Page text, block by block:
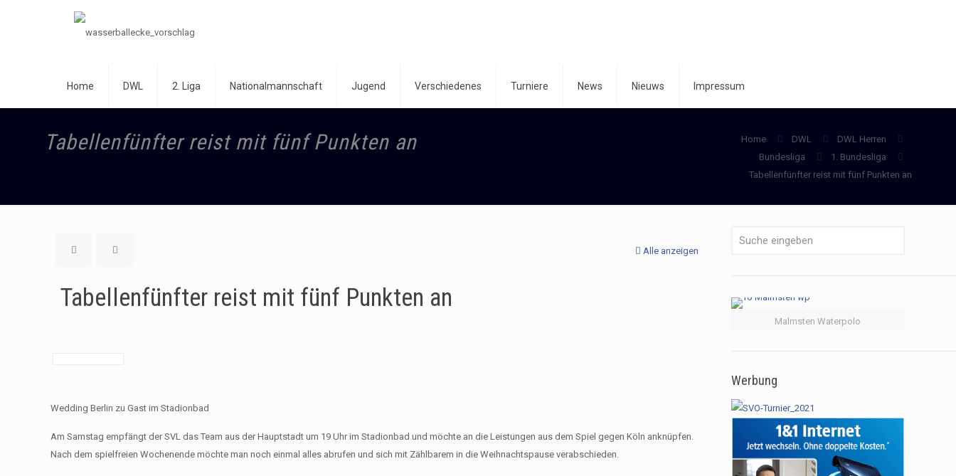
Home DWL 2. Liga Nationalmannschaft Jugend Verschiedenes Turniere News Nieuws Impressum
Tabellenfünfter reist mit fünf Punkten an Home DWL
DWL Herren
Bundesliga
1. Bundesliga
Tabellenfünfter reist mit fünf Punkten an
Alle anzeigen
Tabellenfünfter reist mit fünf Punkten an
Wedding Berlin zu Gast im Stadionbad
Am Samstag empfängt der SVL das Team aus der Hauptstadt um 19 Uhr im Stadionbad und möchte an die Leistungen aus dem Spiel gegen Köln anknüpfen.
Nach dem spielfreien Wochenende möchte man noch einmal alles abrufen und sich mit Zählbarem in die Weihnachtspause verabschieden.
Malmsten Waterpolo
Werbung